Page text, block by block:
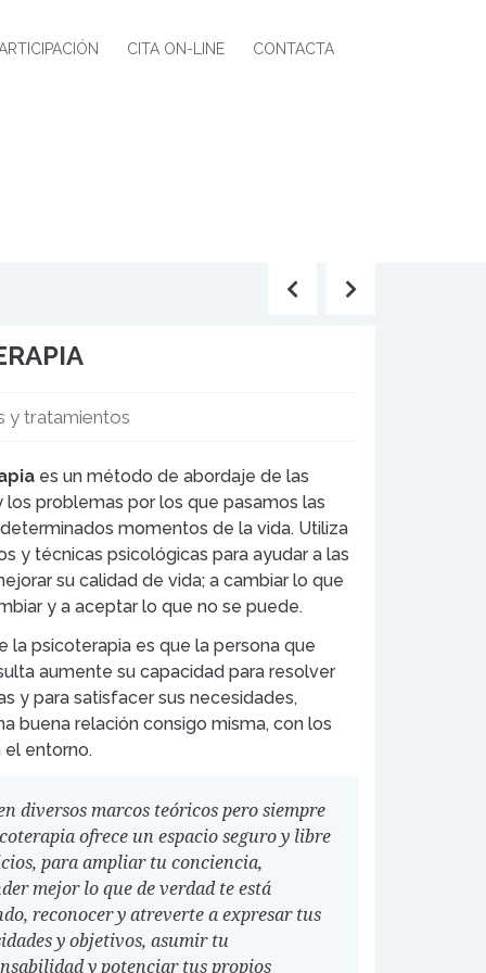
CITA ON-LINE CONTACTA
y tratamientos
es un método de abordaje de las
los problemas por los que pasamos las
momentos de la vida. Utiliza
y técnicas psicológicas para ayudar a las
su calidad de vida; a cambiar lo que
y a aceptar lo que no se puede.
la psicoterapia es que la persona que
aumente su capacidad para resolver
y para satisfacer sus necesidades,
buena relación consigo misma, con los
entorno.
diversos marcos teóricos pero siempre
ofrece un espacio seguro y libre
para ampliar tu conciencia,
mejor lo que de verdad te está
reconocer y atreverte a expresar tus
y objetivos, asumir tu
y potenciar tus propios